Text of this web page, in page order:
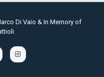
Di Vaio & In Memory of